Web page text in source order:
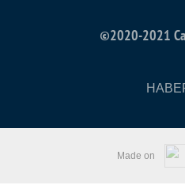
©2020-2021
Made on